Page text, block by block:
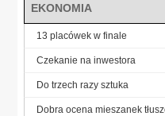
EKONOMIA
13 placówek w finale
Czekanie na inwestora
Do trzech razy sztuka
Dobra ocena mieszanek